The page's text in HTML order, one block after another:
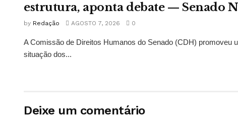
estrutura, aponta debate — Senado
by Redação AGOSTO 7, 2026 0
A Comissão de Direitos Humanos do Senado (CDH) promoveu
situação dos...
Deixe um comentário